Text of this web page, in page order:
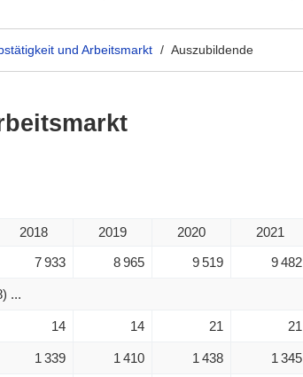
und Arbeitsmarkt / Auszubildende
2018 2019 2020 2021
7 933 8 965 9 519 9 482
...
14 14 21 21
1 339 1 410 1 438 1 345